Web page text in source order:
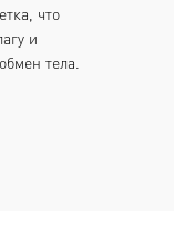
что
и
тела.